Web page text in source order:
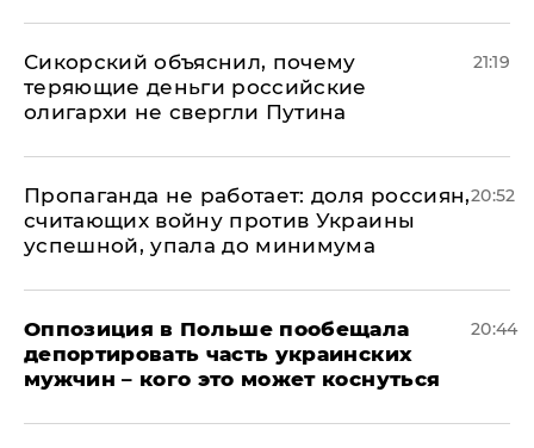
Сикорский объяснил, почему
теряющие деньги российские
олигархи не свергли Путина
21:19
​Пропаганда не работает: доля россиян,
считающих войну против Украины
успешной, упала до минимума
20:52
Оппозиция в Польше пообещала
депортировать часть украинских
мужчин – кого это может коснуться
20:44